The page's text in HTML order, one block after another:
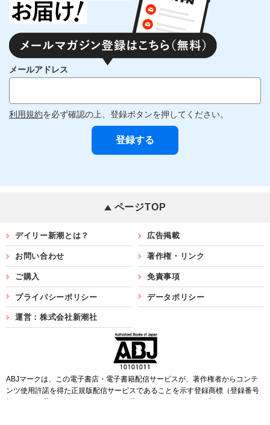
メールアドレス
利用規約を必ず確認の上、登録ボタンを押してください。
ページTOP
デイリー新潮とは？ 広告掲載
お問い合わせ 著作権・リンク
ご購入 免責事項
プライバシーポリシー データポリシー
運営：株式会社新潮社
ABJマークは、この電子書店・電子書籍配信サービスが、著作権者からコンテ
ンツ使用許諾を得た正規版配信サービスであることを示す登録商標（登録番号